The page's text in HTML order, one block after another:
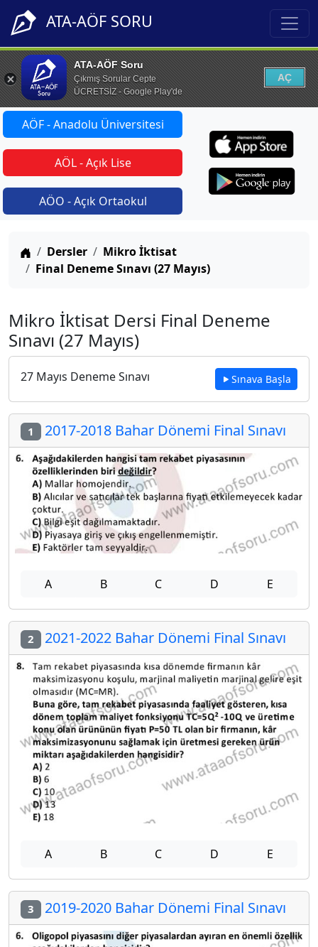
ATA-AÖF SORU
ATA-AÖF Soru
Çıkmış Sorular Cepte
ÜCRETSİZ - Google Play'de
AÇ
AÖF - Anadolu Üniversitesi
AÖL - Açık Lise
AÖO - Açık Ortaokul
Anasayfa
Dersler
Mikro İktisat
Final Deneme Sınavı (27 Mayıs)
Mikro İktisat Dersi Final Deneme
Sınavı (27 Mayıs)
27 Mayıs Deneme Sınavı Sınava Başla
1 2017-2018 Bahar Dönemi Final Sınavı
A B C D E
2 2021-2022 Bahar Dönemi Final Sınavı
A B C D E
3 2019-2020 Bahar Dönemi Final Sınavı